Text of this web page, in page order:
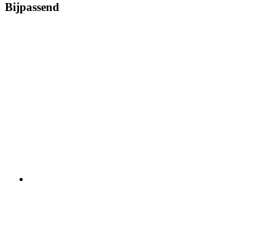
Bijpassend